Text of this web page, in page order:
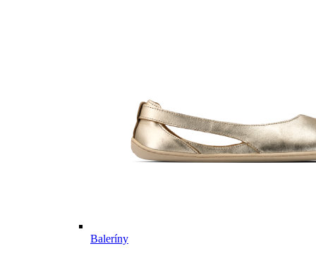
Baleríny